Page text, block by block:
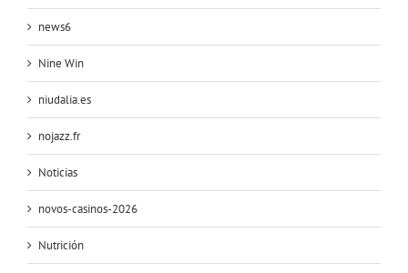
news6
Nine Win
niudalia.es
nojazz.fr
Noticias
novos-casinos-2026
Nutrición